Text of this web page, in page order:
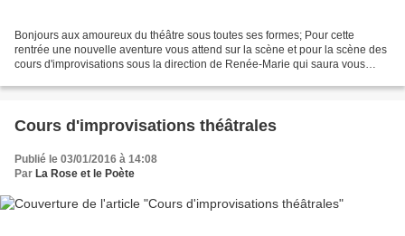
Bonjours aux amoureux du théâtre sous toutes ses formes; Pour cette
rentrée une nouvelle aventure vous attend sur la scène et pour la scène des
cours d'improvisations sous la direction de Renée-Marie qui saura vous
Cours d'improvisations théâtrales
Publié le 03/01/2016 à 14:08
Par La Rose et le Poète